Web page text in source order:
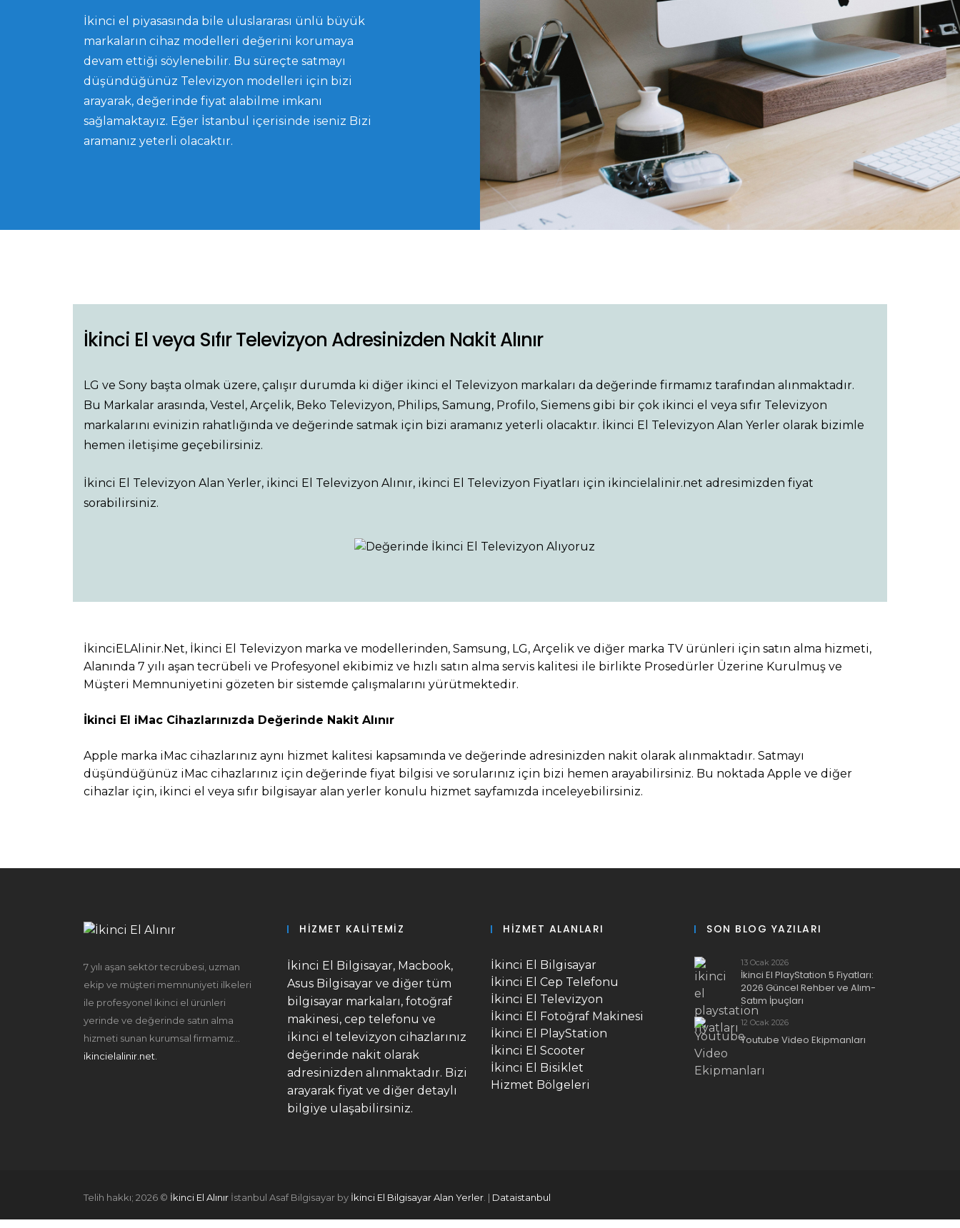
İkinci el piyasasında bile uluslararası ünlü büyük
markaların cihaz modelleri değerini korumaya
devam ettiği söylenebilir. Bu süreçte satmayı
düşündüğünüz Televizyon modelleri için bizi
arayarak, değerinde fiyat alabilme imkanı
sağlamaktayız. Eğer İstanbul içerisinde iseniz Bizi
aramanız yeterli olacaktır.
İkinci El veya Sıfır Televizyon Adresinizden Nakit Alınır
LG ve Sony başta olmak üzere, çalışır durumda ki diğer ikinci el Televizyon markaları da değerinde firmamız tarafından alınmaktadır.
Bu Markalar arasında, Vestel, Arçelik, Beko Televizyon, Philips, Samung, Profilo, Siemens gibi bir çok ikinci el veya sıfır Televizyon
markalarını evinizin rahatlığında ve değerinde satmak için bizi aramanız yeterli olacaktır. İkinci El Televizyon Alan Yerler olarak bizimle
hemen iletişime geçebilirsiniz.
İkinci El Televizyon Alan Yerler, ikinci El Televizyon Alınır, ikinci El Televizyon Fiyatları için ikincielalinir.net adresimizden fiyat
sorabilirsiniz.
İkinciELAlinir.Net, İkinci El Televizyon marka ve modellerinden, Samsung, LG, Arçelik ve diğer marka TV ürünleri için satın alma hizmeti,
Alanında 7 yılı aşan tecrübeli ve Profesyonel ekibimiz ve hızlı satın alma servis kalitesi ile birlikte Prosedürler Üzerine Kurulmuş ve
Müşteri Memnuniyetini gözeten bir sistemde çalışmalarını yürütmektedir.
İkinci El iMac Cihazlarınızda Değerinde Nakit Alınır
Apple marka iMac cihazlarınız aynı hizmet kalitesi kapsamında ve değerinde adresinizden nakit olarak alınmaktadır. Satmayı
düşündüğünüz iMac cihazlarınız için değerinde fiyat bilgisi ve sorularınız için bizi hemen arayabilirsiniz. Bu noktada Apple ve diğer
cihazlar için, ikinci el veya sıfır bilgisayar alan yerler konulu hizmet sayfamızda inceleyebilirsiniz.
7 yılı aşan sektör tecrübesi, uzman
ekip ve müşteri memnuniyeti ilkeleri
ile profesyonel ikinci el ürünleri
yerinde ve değerinde satın alma
hizmeti sunan kurumsal firmamız...
ikincielalinir.net.
HIZMET KALITEMIZ
İkinci El Bilgisayar, Macbook,
Asus Bilgisayar ve diğer tüm
bilgisayar markaları, fotoğraf
makinesi, cep telefonu ve
ikinci el televizyon cihazlarınız
değerinde nakit olarak
adresinizden alınmaktadır. Bizi
arayarak fiyat ve diğer detaylı
bilgiye ulaşabilirsiniz.
HIZMET ALANLARI
İkinci El Bilgisayar
İkinci El Cep Telefonu
İkinci El Televizyon
İkinci El Fotoğraf Makinesi
İkinci El PlayStation
İkinci El Scooter
İkinci El Bisiklet
Hizmet Bölgeleri
SON BLOG YAZILARI
İkinci El PlayStation 5 Fiyatları:
2026 Güncel Rehber ve Alım-
Satım İpuçları
13 Ocak 2026
Youtube Video Ekipmanları
12 Ocak 2026
Telih hakkı; 2026 © İkinci El Alınır İstanbul Asaf Bilgisayar by İkinci El Bilgisayar Alan Yerler . | Dataistanbul